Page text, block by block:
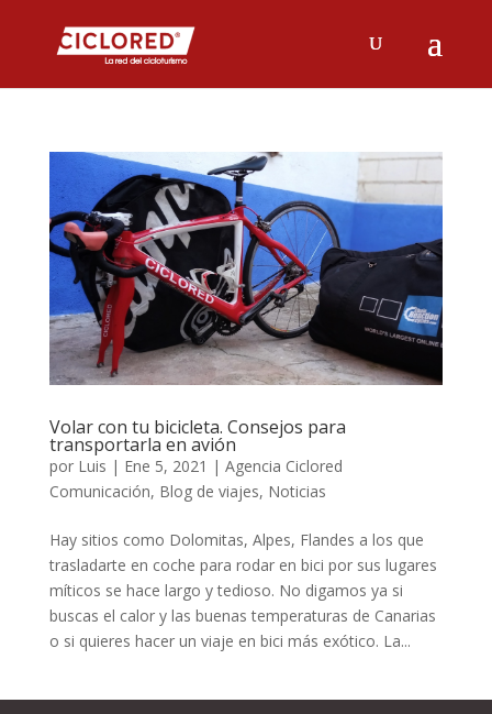
Volar con tu bicicleta. Consejos para
transportarla en avión
por Luis | Ene 5, 2021 | Agencia Ciclored
Comunicación, Blog de viajes, Noticias
Hay sitios como Dolomitas, Alpes, Flandes a los que
trasladarte en coche para rodar en bici por sus lugares
míticos se hace largo y tedioso. No digamos ya si
buscas el calor y las buenas temperaturas de Canarias
o si quieres hacer un viaje en bici más exótico. La...